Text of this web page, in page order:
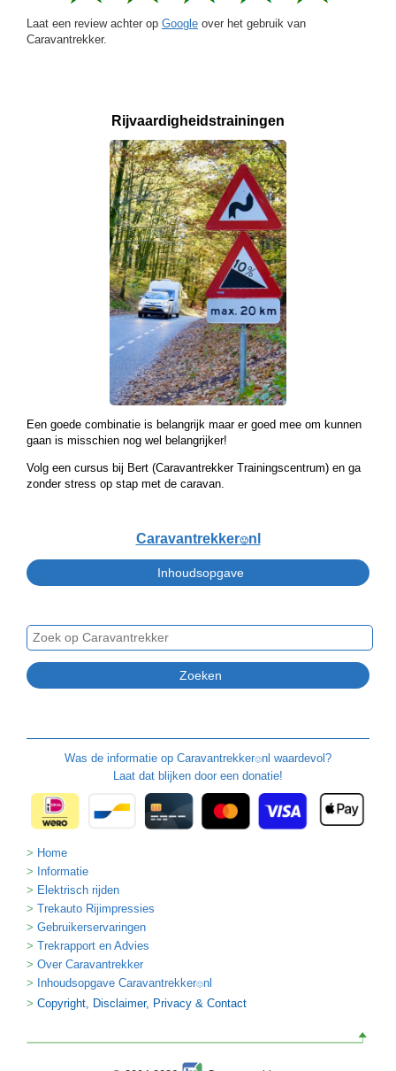
Laat een review achter op Google over het gebruik van
Caravantrekker.
Rijvaardigheids­trainingen
Een goede combinatie is belangrijk maar er goed mee om kunnen
gaan is misschien nog wel belangrijker!
Volg een cursus bij Bert (Caravantrekker Trainingscentrum) en ga
zonder stress op stap met de caravan.
Caravantrekker🙂nl
Was de informatie op Caravantrekker🙂nl waardevol?
Laat dat blijken door een donatie!
Home
Informatie
Elektrisch rijden
Trekauto Rijimpressies
Gebruikerservaringen
Trekrapport en Advies
Over Caravantrekker
Inhoudsopgave Caravantrekker🙂nl
Copyright, Disclaimer, Privacy & Contact